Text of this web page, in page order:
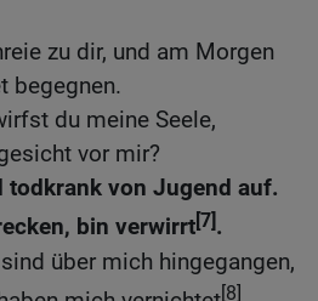
zu dir, und am Morgen
begegnen.
du meine Seele,
vor mir?
todkrank von Jugend auf.
bin verwirrt[7].
über mich hingegangen,
[8]